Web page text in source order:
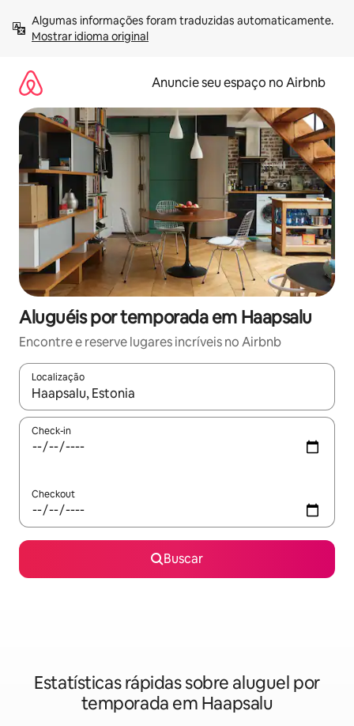
para
Mostrar idioma original
Anuncie seu espaço no Airbnb
Aluguéis por temporada em Haapsalu
Encontre e reserve lugares incríveis no Airbnb
Localização
Quando os resultados estiverem disponíveis, explore-os
Check-in
Checkout
Buscar
Estatísticas rápidas sobre aluguel por
temporada em Haapsalu